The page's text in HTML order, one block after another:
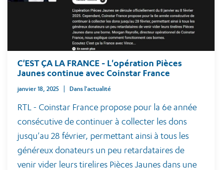
C'EST ÇA LA FRANCE - L'opération Pièces
Jaunes continue avec Coinstar France
janvier 18, 2025 Dans l'actualité
RTL - Coinstar France propose pour la 6e année
consécutive de continuer à collecter les dons
jusqu'au 28 février, permettant ainsi à tous les
généreux donateurs un peu retardataires de
venir vider leurs tirelires Pièces Jaunes dans une